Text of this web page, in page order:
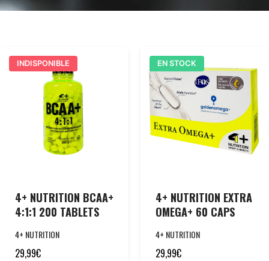
INDISPONIBLE
4+ NUTRITION BCAA+
4:1:1 200 TABLETS
4+ NUTRITION
29,99€
EN STOCK
4+ NUTRITION EXTRA
OMEGA+ 60 CAPS
4+ NUTRITION
29,99€